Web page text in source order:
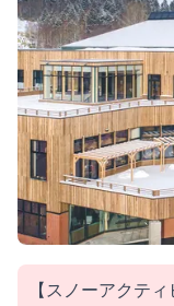
【スノーアクテ